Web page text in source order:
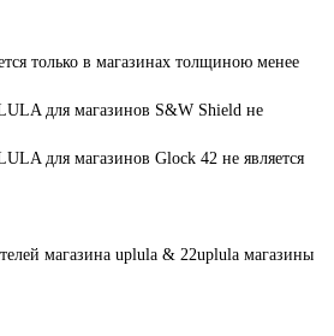
только в магазинах толщиною менее
для магазинов S&W Shield не
для магазинов Glock 42 не является
магазина uplula & 22uplula магазины